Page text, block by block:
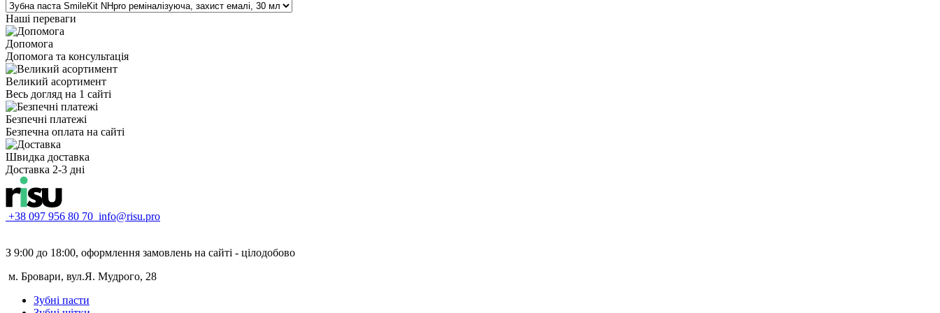
Наші переваги
Допомога
Допомога та консультація
Великий асортимент
Весь догляд на 1 сайті
Безпечні платежі
Безпечна оплата на сайті
Швидка доставка
Доставка 2-3 дні
+38 097 956 80 70 info@risu.pro
З 9:00 до 18:00, оформлення замовлень на сайті - цілодобово
м. Бровари, вул.Я. Мудрого, 28
Зубні пасти